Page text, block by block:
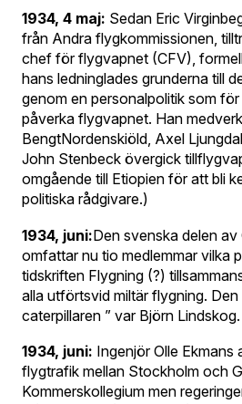
1934, 4 maj: Sedan Eric
från Andra flygkommissionen,
chef för flygvapnet (CFV),
hans ledninglades grunderna till
genom en personalpolitik som
påverka flygvapnet. Han
BengtNordenskiöld, Axel
John Stenbeck övergick
omgående till Etiopien för att bli
politiska rådgivare.)
1934, juni:Den svenska delen av
omfattar nu tio medlemmar vilka
tidskriften Flygning (?)
alla utförtsvid miltär flygning. Den
caterpillaren ” var Björn Lindskog.
1934, juni: Ingenjör Olle
flygtrafik mellan Stockholm och
Kommerskollegium men